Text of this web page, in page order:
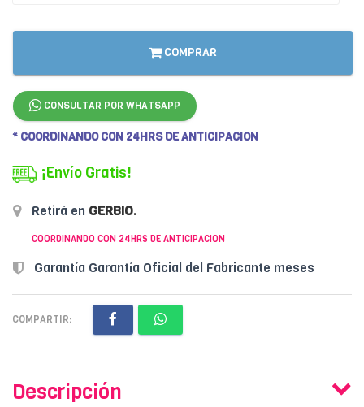
COMPRAR
CONSULTAR POR WHATSAPP
* COORDINANDO CON 24HRS DE ANTICIPACION
¡Envío Gratis!
Retirá en GERBIO.
COORDINANDO CON 24HRS DE ANTICIPACION
Garantía Garantía Oficial del Fabricante meses
COMPARTIR:
Descripción